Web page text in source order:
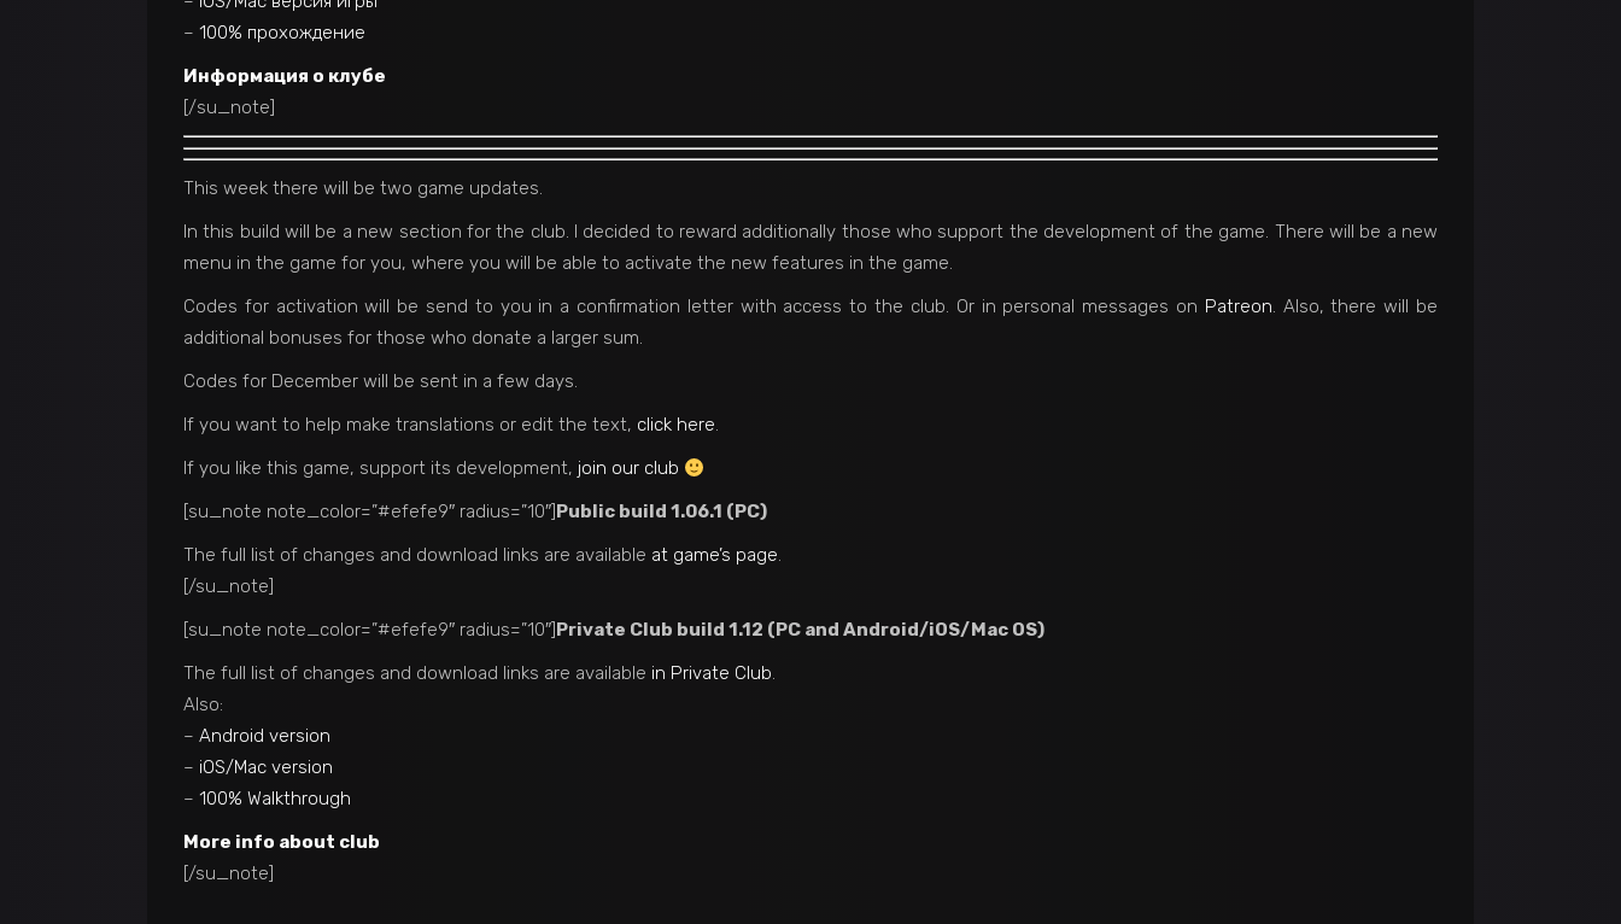
– 100% прохождение
Информация о клубе
[/su_note]
This week there will be two game updates.
In this build will be a new section for the club. I decided to reward additionally those who support the development of the game. There will be a new
menu in the game for you, where you will be able to activate the new features in the game.
Codes for activation will be send to you in a confirmation letter with access to the club. Or in personal messages on Patreon. Also, there will be
additional bonuses for those who donate a larger sum.
Codes for December will be sent in a few days.
If you want to help make translations or edit the text, click here.
If you like this game, support its development, join our club
[su_note note_color=”#efefe9″ radius=”10″]Public build 1.06.1 (PC)
The full list of changes and download links are available at game’s page.
[/su_note]
[su_note note_color=”#efefe9″ radius=”10″]Private Club build 1.12 (PC and Android/iOS/Mac OS)
The full list of changes and download links are available in Private Club.
Also:
– Android version
– iOS/Mac version
– 100% Walkthrough
More info about club
[/su_note]